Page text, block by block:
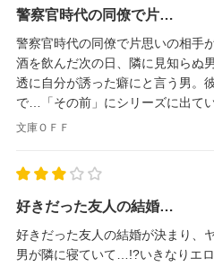
警察官時代の同僚で片…
警察官時代の同僚で片思いの相手
酒を飲んだ次の日、隣に見知らぬ
透に自分が誘った癖にと言う男。
で…「その前」にシリーズに出て
文庫ＯＦＦ
好きだった友人の結婚…
好きだった友人の結婚が決まり、
男が隣に寝ていて…!?いきなりエ